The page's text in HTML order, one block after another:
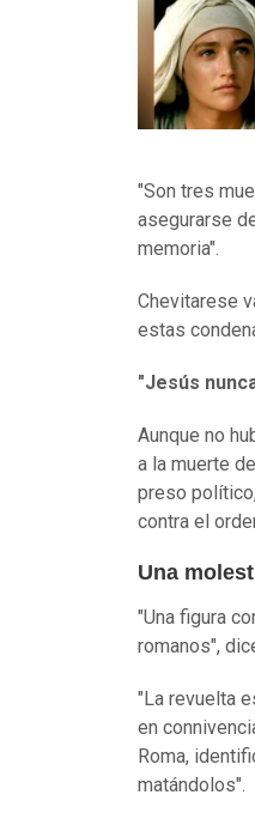
"Son tres
asegurarse
memoria".
Chevitarese
estas
"Jesús
Aunque no
a la muerte
preso
contra el
Una
"Una figura
romanos",
"La revuelta
en
Roma,
matándolos".